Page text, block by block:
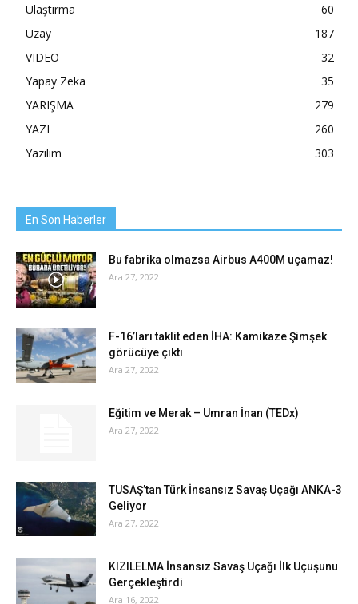
Ulaştırma
60
Uzay
187
VIDEO
32
Yapay Zeka
35
YARIŞMA
279
YAZI
260
Yazılım
303
En Son Haberler
Bu fabrika olmazsa Airbus A400M uçamaz!
Ara 27, 2022
F-16’ları taklit eden İHA: Kamikaze Şimşek
görücüye çıktı
Ara 27, 2022
Eğitim ve Merak – Umran İnan (TEDx)
Ara 27, 2022
TUSAŞ’tan Türk İnsansız Savaş Uçağı ANKA-3
Geliyor
Ara 27, 2022
KIZILELMA İnsansız Savaş Uçağı İlk Uçuşunu
Gerçekleştirdi
Ara 16, 2022